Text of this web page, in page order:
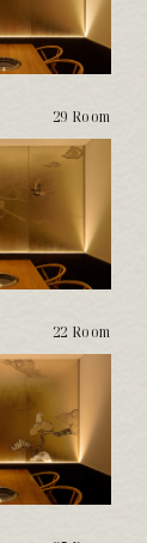
29 Room
22 Room